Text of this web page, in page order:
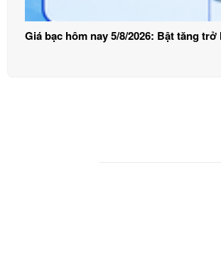
Giá bạc hôm nay 5/8/2026: Bật tăng trở